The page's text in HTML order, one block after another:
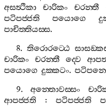
අසත්‍ථිකා
චාරිකං චරන‍්තී
පටිපජ‍්ජති
පයොගෙ
පාචිත‍්තියස‍්ස.
8. තිරොරට‍්ඨෙ
චාරිකං
චරන‍්තී ද‍්වෙ
පයොගෙ දුක‍්කටං.
9.අන‍්තොවස‍්සං
ආපජ‍්ජති :පටිපජ‍්ජති